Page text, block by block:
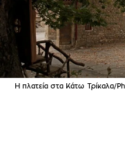
Η πλατεία στα Κάτω Τρίκαλα/